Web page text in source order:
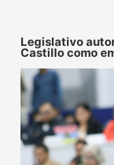
‌‎Legislativo
Castillo como